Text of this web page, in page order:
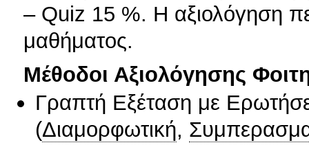
– Quiz 15 %. Η αξιολόγηση
μαθήματος.
Μέθοδοι Αξιολόγησης
Γραπτή Εξέταση με
(Διαμορφωτική,